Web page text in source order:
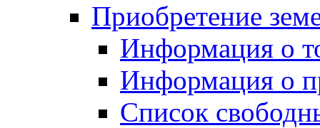
Приобретение
Информация о
Информация о
Список